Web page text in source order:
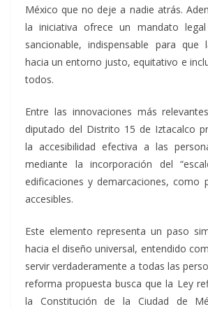
México que no deje a nadie atrás.
la iniciativa ofrece un mandato
sancionable, indispensable para que
hacia un entorno justo, equitativo e
todos.
Entre las innovaciones más
diputado del Distrito 15 de Iztacalco
la accesibilidad efectiva a las
mediante la incorporación del
edificaciones y demarcaciones, como
accesibles.
Este elemento representa un paso
hacia el diseño universal, entendido
servir verdaderamente a todas las
reforma propuesta busca que la Ley
la Constitución de la Ciudad de